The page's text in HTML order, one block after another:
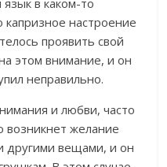
в каком-то
настроение
проявить свой
этом внимание, и он
неправильно.
и любви, часто
возникнет желание
другими вещами, и он